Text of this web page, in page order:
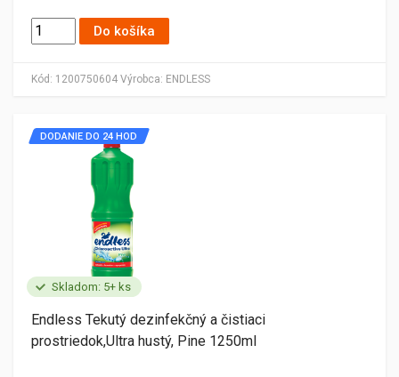
Kód: 1200750604 Výrobca: ENDLESS
Do košíka
Skladom: 5+ ks
DODANIE DO 24 HOD
Endless Tekutý dezinfekčný a čistiaci
prostriedok,Ultra hustý, Pine 1250ml